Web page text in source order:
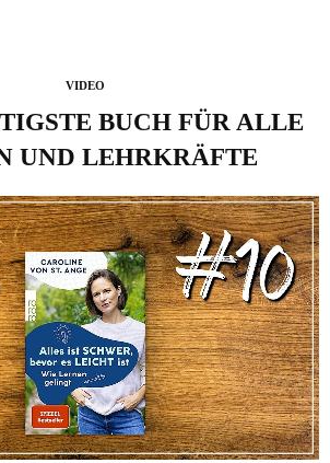
VIDEO
BUCH FÜR ALLE
UND LEHRKRÄFTE